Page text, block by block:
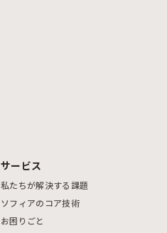
サービス
私たちが解決する課題
ソフィアのコア技術
お困りごと